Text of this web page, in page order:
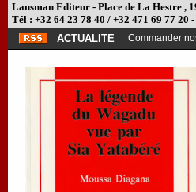
Lansman Editeur - Place de La Hestre ,
Tél : +32 64 23 78 40 / +32 471 69 77 20
ACTUALITE
Commander